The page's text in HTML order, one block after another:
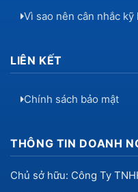
Vì sao nên cân nhắc
LIÊN KẾT
Chính sách bảo mật
THÔNG TIN DOANH
Chủ sở hữu: Công Ty